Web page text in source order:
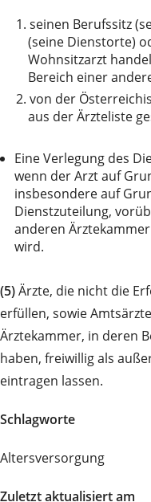
1. seinen Berufssitz
(seine Dienstorte)
Wohnsitzarzt
Bereich einer
2. von der
aus der Ärzteliste
Eine Verlegung des
wenn der Arzt auf
insbesondere auf
Dienstzuteilung,
anderen
wird.
(5)Ärzte, die nicht die
erfüllen, sowie
Ärztekammer, in deren
haben, freiwillig als
eintragen lassen.
Schlagworte
Altersversorgung
Zuletzt aktualisiert am